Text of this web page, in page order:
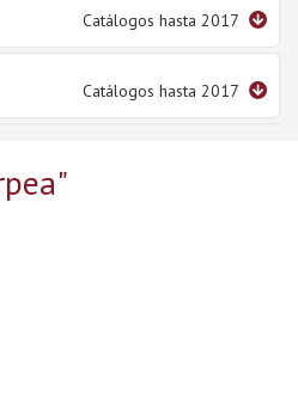
Catálogos hasta 2017
Catálogos hasta 2017